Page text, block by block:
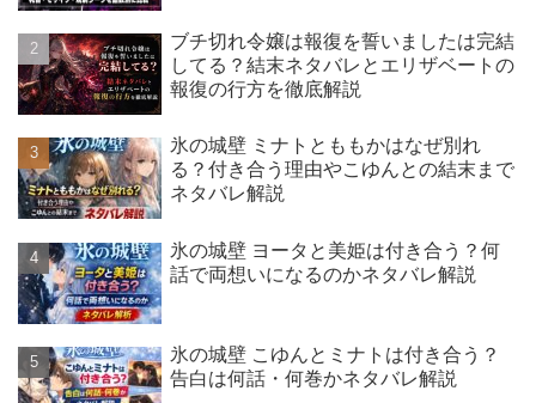
ブチ切れ令嬢は報復を誓いましたは完結
してる？結末ネタバレとエリザベートの
報復の行方を徹底解説
氷の城壁 ミナトとももかはなぜ別れ
る？付き合う理由やこゆんとの結末まで
ネタバレ解説
氷の城壁 ヨータと美姫は付き合う？何
話で両想いになるのかネタバレ解説
氷の城壁 こゆんとミナトは付き合う？
告白は何話・何巻かネタバレ解説